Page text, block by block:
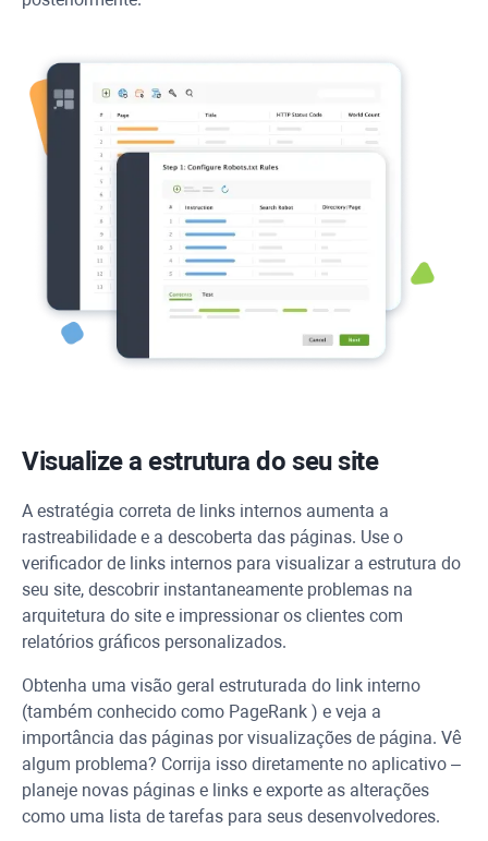
Visualize a estrutura do seu site
A estratégia correta de links internos aumenta a
rastreabilidade e a descoberta das páginas. Use o
verificador de links internos para visualizar a estrutura do
seu site, descobrir instantaneamente problemas na
arquitetura do site e impressionar os clientes com
relatórios gráficos personalizados.
Obtenha uma visão geral estruturada do link interno
(também conhecido como PageRank ) e veja a
importância das páginas por visualizações de página. Vê
algum problema? Corrija isso diretamente no aplicativo –
planeje novas páginas e links e exporte as alterações
como uma lista de tarefas para seus desenvolvedores.